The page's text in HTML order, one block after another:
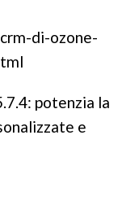
di-ozone-
potenzia la
e